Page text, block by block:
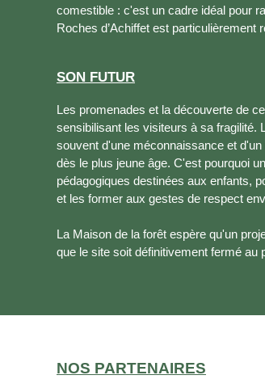
comestible : c'est un cadre idéal pour
Roches d’Achiffet est particulièrement
SON FUTUR
Les promenades et la découverte de
sensibilisant les visiteurs à sa fragilité.
souvent d'une méconnaissance et
dès le plus jeune âge. C'est pourquoi
pédagogiques destinées aux enfants,
et les former aux gestes de respect
La Maison de la forêt espère qu'un
que le site soit définitivement fermé au
NOS PARTENAIRES